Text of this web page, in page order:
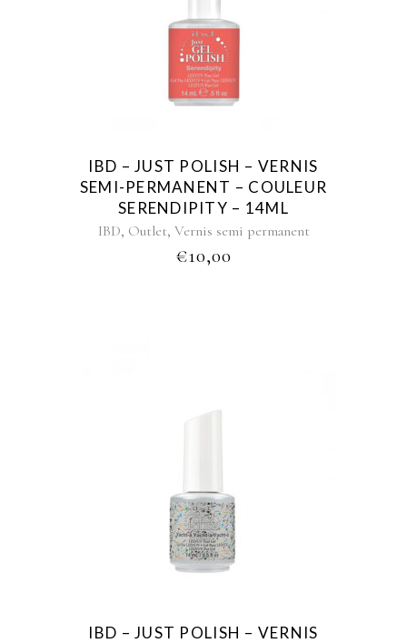
IBD – JUST POLISH – VERNIS
SEMI-PERMANENT – COULEUR
SERENDIPITY – 14ML
IBD, Outlet, Vernis semi permanent
€10,00
IBD – JUST POLISH – VERNIS